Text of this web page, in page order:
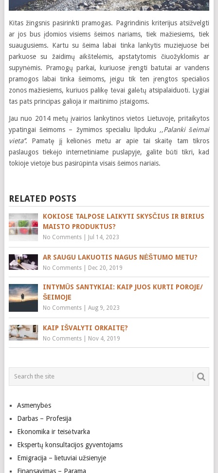
Kitas žingsnis pasirinkti pramogas. Pagrindinis kriterijus atsižvelgti
ar jos bus įdomios visiems šeimos nariams, tiek mažiesiems, tiek
suaugusiems. Kartu su šeima labai tinka lankytis muziejuose bei
parkuose su žaidimų aikštelėmis, apstatytomis čiuožyklomis ar
supynėmis. Pramogų parkai, kuriuose įrengti batutai ar vandens
pramogos labai tinka šeimoms, jeigu tik ten įrengtos specialios
zonos mažiesiems, kuriuos palikę tėvai galėtų atsipalaiduoti. Lygiai
tas pats principas galioja ir maitinimo įstaigoms.
Jau nuo 2014 metų įvairios lankytinos vietos Lietuvoje, pritaikytos
ypatingai šeimoms – žymimos specialiu lipduku ,,Palanki šeimai
vieta’’. Pamatę jį kelionės metu ar apie tai skaitę tam tikros
paslaugos tiekėjo internetiniame puslapyje, galite būti tikri, kad
tokioje vietoje bus pasirūpinta visais šeimos nariais.
RELATED POSTS
KOKIOSE TALPOSE LAIKYTI SKYSČIUS IR BIRIUS
MAISTO PRODUKTUS?
No Comments| Jul 14, 2023
AR SAUGU LAKUOTIS NAGUS NĖŠTUMO METU?
No Comments| Dec 20, 2019
INTYMŪS SANTYKIAI: KAIP JUOS KURTI POROJE/
ŠEIMOJE
No Comments| Aug 9, 2023
KAIP IŠVALYTI ORKAITĘ?
No Comments| Nov 4, 2019
Asmenybės
Darbas – Profesija
Ekonomika ir teisėtvarka
Ekspertų konsultacijos gyventojams
Emigracija – lietuviai užsienyje
Finansavimas – Parama